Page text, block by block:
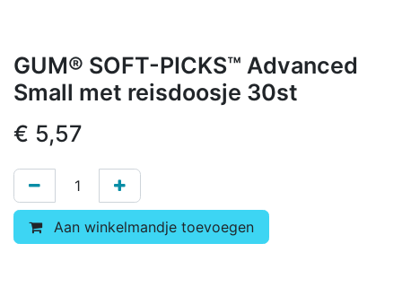
GUM® SOFT-PICKS™ Advanced
Small met reisdoosje 30st
€ 5,57
Aan winkelmandje toevoegen